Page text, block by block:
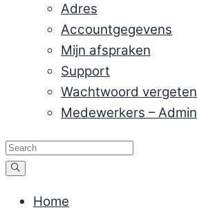
Adres
Accountgegevens
Mijn afspraken
Support
Wachtwoord vergeten
Medewerkers – Admin
Home